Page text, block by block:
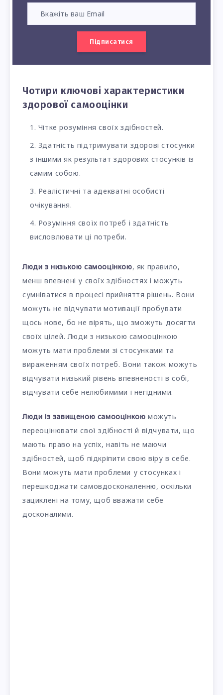
Підписатися
Чотири ключові характеристики
здорової самооцінки
Чітке розуміння своїх здібностей.
Здатність підтримувати здорові стосунки
з іншими як результат здорових стосунків із
самим собою.
Реалістичні та адекватні особисті
очікування.
Розуміння своїх потреб і здатність
висловлювати ці потреби.
Люди з низькою самооцінкою, як правило,
менш впевнені у своїх здібностях і можуть
сумніватися в процесі прийняття рішень. Вони
можуть не відчувати мотивації пробувати
щось нове, бо не вірять, що зможуть досягти
своїх цілей. Люди з низькою самооцінкою
можуть мати проблеми зі стосунками та
вираженням своїх потреб. Вони також можуть
відчувати низький рівень впевненості в собі,
відчувати себе нелюбимими і негідними.
Люди із завищеною самооцінкою можуть
переоцінювати свої здібності й відчувати, що
мають право на успіх, навіть не маючи
здібностей, щоб підкріпити свою віру в себе.
Вони можуть мати проблеми у стосунках і
перешкоджати самовдосконаленню, оскільки
зациклені на тому, щоб вважати себе
досконалими.